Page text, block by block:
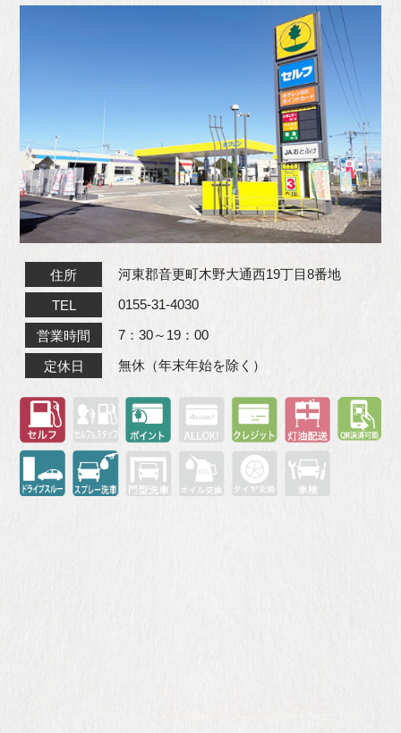
住所 河東郡音更町木野大通西19丁目8番地
TEL 0155-31-4030
営業時間 7：30～19：00
定休日 無休（年末年始を除く）